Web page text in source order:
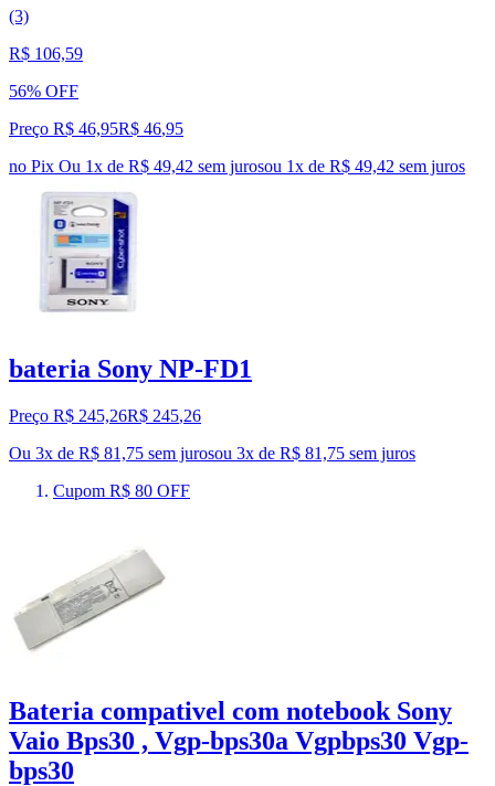
(3)
R$ 106,59
56% OFF
Preço R$ 46,95R$ 46,95
no Pix Ou 1x de R$ 49,42 sem jurosou 1x de R$ 49,42 sem juros
bateria Sony NP-FD1
Preço R$ 245,26R$ 245,26
Ou 3x de R$ 81,75 sem jurosou 3x de R$ 81,75 sem juros
Cupom R$ 80 OFF
Bateria compativel com notebook Sony
Vaio Bps30 , Vgp-bps30a Vgpbps30 Vgp-
bps30